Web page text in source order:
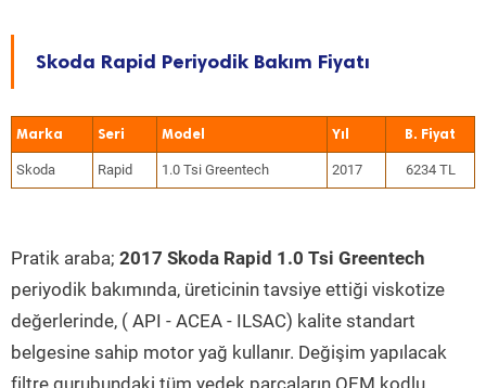
Skoda Rapid Periyodik Bakım Fiyatı
Marka Seri Model Yıl
Skoda Rapid 1.0 Tsi Greentech 2017 6234 TL
Pratik araba; 2017 Skoda Rapid 1.0 Tsi Greentech
periyodik bakımında, üreticinin tavsiye ettiği viskotize
değerlerinde, ( API - ACEA - ILSAC) kalite standart
belgesine sahip motor yağ kullanır. Değişim yapılacak
filtre gurubundaki tüm yedek parçaların OEM kodlu